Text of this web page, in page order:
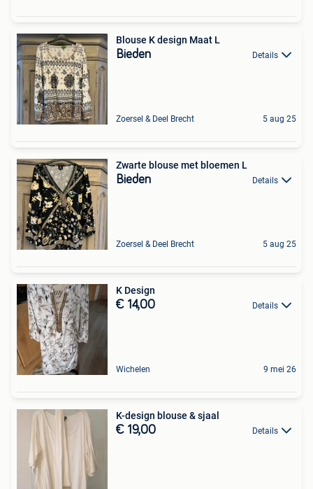
Blouse K design Maat L
Bieden Details
Zoersel & Deel Brecht 5 aug 25
Zwarte blouse met bloemen L
Bieden Details
Zoersel & Deel Brecht 5 aug 25
K Design
€ 14,00 Details
Wichelen 9 mei 26
K-design blouse & sjaal
€ 19,00 Details